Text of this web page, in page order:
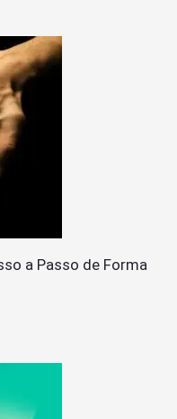
a Passo de Forma